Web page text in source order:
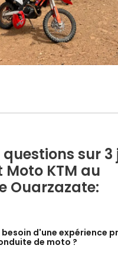
questions sur 3
KTM au
Ouarzazate:
d'une expérience
de moto ?